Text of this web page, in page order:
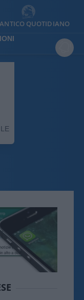
QUOTIDIANO